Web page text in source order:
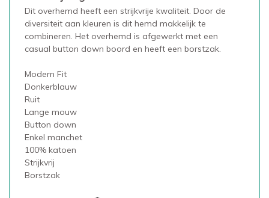
Dit overhemd heeft een strijkvrije kwaliteit. Door de
diversiteit aan kleuren is dit hemd makkelijk te
combineren. Het overhemd is afgewerkt met een
casual button down boord en heeft een borstzak.
Modern Fit
Donkerblauw
Ruit
Lange mouw
Button down
Enkel manchet
100% katoen
Strijkvrij
Borstzak